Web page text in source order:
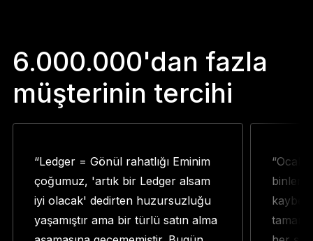
6.000.000'dan fazla
müşterinin tercihi
“Ledger = Gönül rahatlığı Eminim
çoğumuz, 'artık bir Ledger alsam
iyi olacak' dedirten huzursuzluğu
yaşamıştır ama bir türlü satın alma
“Ocak